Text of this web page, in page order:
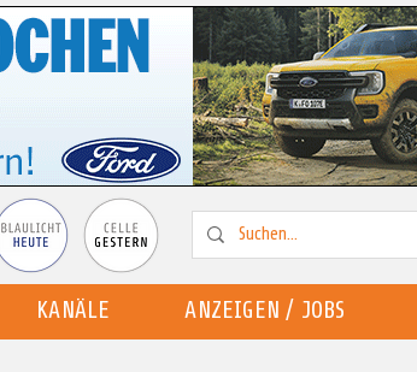
KANÄLE ANZEIGEN / JOBS